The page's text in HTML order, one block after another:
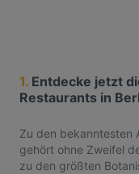
1. Entdecke jetzt
Restaurants in
Zu den bekanntesten
gehört ohne Zweifel
zu den größten